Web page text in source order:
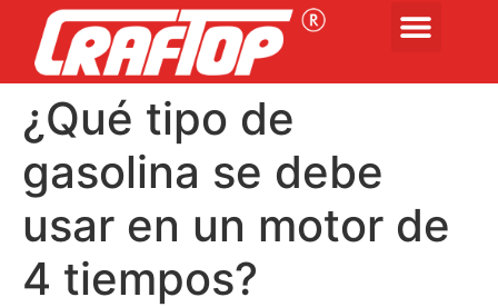
¿Qué tipo de
gasolina se debe
usar en un motor de
4 tiempos?